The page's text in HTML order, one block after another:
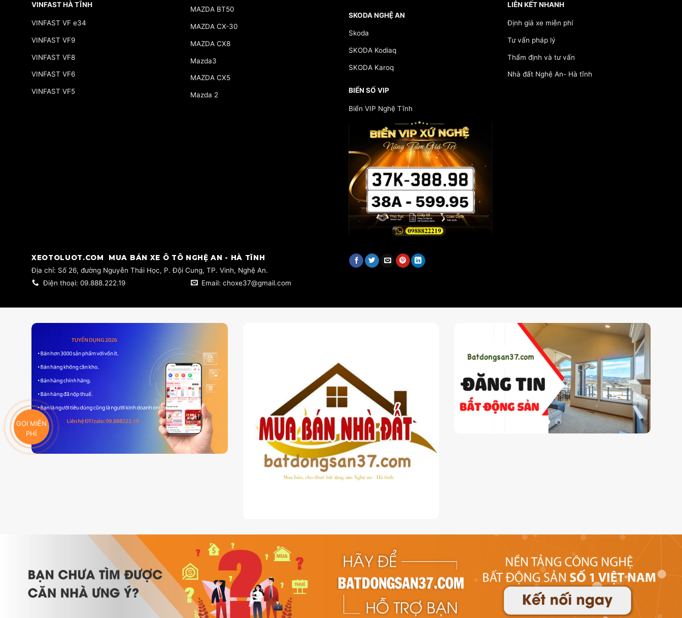
VINFAST HÀ TĨNH
VINFAST VF e34
VINFAST VF9
VINFAST VF8
VINFAST VF6
VINFAST VF5
MAZDA BT50
MAZDA CX-30
MAZDA CX8
Mazda3
MAZDA CX5
Mazda 2
SKODA NGHỆ AN
Skoda
SKODA Kodiaq
SKODA Karoq
BIỂN SỐ VIP
Biển VIP Nghệ Tĩnh
LIÊN KẾT NHANH
Định giá xe miễn phí
Tư vấn pháp lý
Thẩm định và tư vấn
Nhà đất Nghệ An- Hà tĩnh
​XEOTOLUOT.COM MUA BÁN XE Ô TÔ NGHỆ AN - HÀ TĨNH
​Địa chỉ: Số 26, đường Nguyễn Thái Học, P. Đội Cung, TP. Vinh, Nghệ An.
Điện thoại: 09.888.222.19
Email: choxe37@gmail.com
GỌI MIỄN
PHÍ